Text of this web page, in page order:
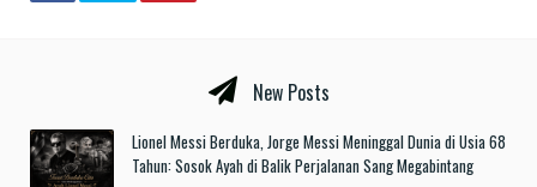
New Posts
Lionel Messi Berduka, Jorge Messi Meninggal Dunia di Usia 68
Tahun: Sosok Ayah di Balik Perjalanan Sang Megabintang